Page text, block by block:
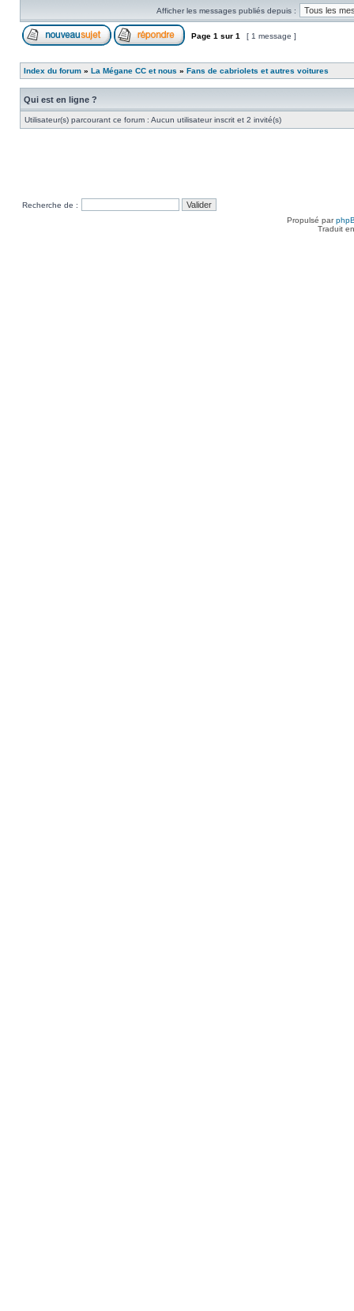
Afficher les messages publiés depuis :
Page 1 sur 1 [ 1 message ]
Index du forum » La Mégane CC et nous » Fans de cabriolets et autres voitures
Qui est en ligne ?
Utilisateur(s) parcourant ce forum : Aucun utilisateur inscrit et 2 invité(s)
Recherche de :
Propulsé par
Traduit